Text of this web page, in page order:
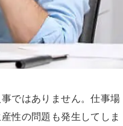
ではありません。仕事場
性の問題も発生してしま